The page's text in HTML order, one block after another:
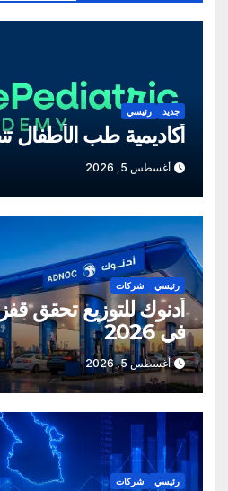
جديد رئيسي
أكاديمية طب
أغسطس 5, 2026
رئيسي شركات
أدنوك للتوزيع تحقق
في 2026
أغسطس 5, 2026
رئيسي شركات